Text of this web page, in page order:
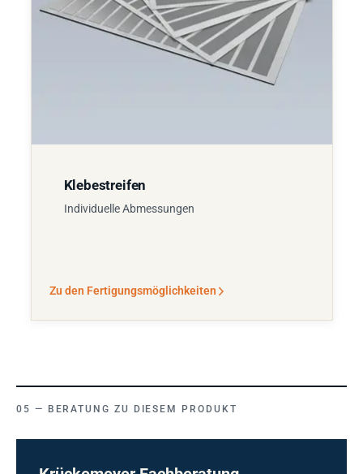
Klebestreifen
Individuelle Abmessungen
Zu den Fertigungsmöglichkeiten
BERATUNG ZU DIESEM PRODUKT